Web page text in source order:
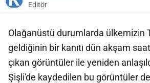
Editör
Olağanüstü durumlarda ülkemizin
geldiğinin bir kanıtı dün akşam
çıkan görüntüler ile yeniden
Şişli'de kaydedilen bu görüntüler